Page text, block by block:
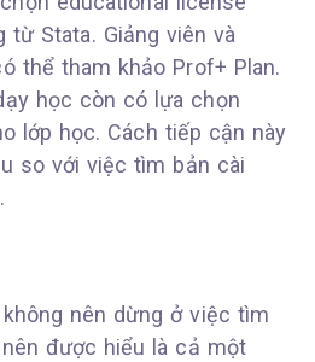
từ Stata. Giảng viên và
thể tham khảo Prof+ Plan.
học còn có lựa chọn
lớp học. Cách tiếp cận này
so với việc tìm bản cài
nên dừng ở việc tìm
được hiểu là cả một